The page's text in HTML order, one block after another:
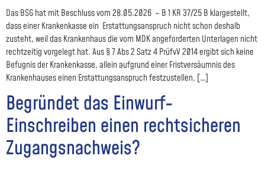
Das BSG hat mit Beschluss vom 28.05.2026 – B 1 KR 37/25 B klargestellt,
dass einer Krankenkasse ein Erstattungsanspruch nicht schon deshalb
zusteht, weil das Krankenhaus die vom MDK angeforderten Unterlagen nicht
rechtzeitig vorgelegt hat. Aus § 7 Abs 2 Satz 4 PrüfvV 2014 ergibt sich keine
Befugnis der Krankenkasse, allein aufgrund einer Fristversäumnis des
Krankenhauses einen Erstattungsanspruch festzustellen, […]
Begründet das Einwurf-
Einschreiben einen rechtsicheren
Zugangsnachweis?